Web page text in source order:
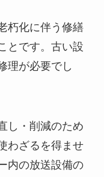
朽化に伴う修繕
とです。古い設
理が必要でし
し・削減のため
わざるを得ませ
内の放送設備の